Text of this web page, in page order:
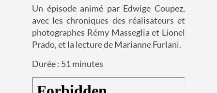
Un épisode animé par Edwige Coupez,
avec les chroniques des réalisateurs et
photographes Rémy Masseglia et Lionel
Prado, et la lecture de Marianne Furlani.
Durée : 51 minutes